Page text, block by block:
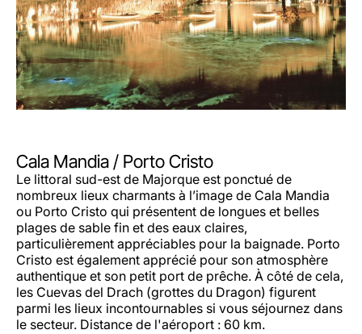
Cala Mandia / Porto Cristo
Le littoral sud-est de Majorque est ponctué de
nombreux lieux charmants à l’image de Cala Mandia
ou Porto Cristo qui présentent de longues et belles
plages de sable fin et des eaux claires,
particulièrement appréciables pour la baignade. Porto
Cristo est également apprécié pour son atmosphère
authentique et son petit port de prêche. À côté de cela,
les Cuevas del Drach (grottes du Dragon) figurent
parmi les lieux incontournables si vous séjournez dans
le secteur. Distance de l'aéroport : 60 km.